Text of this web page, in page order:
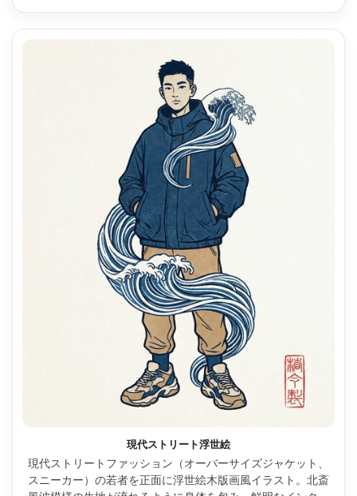
現代ストリート浮世絵
現代ストリートファッション（オーバーサイズジャケット、
スニーカー）の若者を正面に浮世絵木版画風イラスト。北斎